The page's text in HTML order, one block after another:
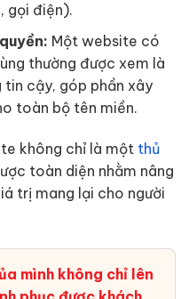
gọi điện).
Một website có
thường được xem là
cậy, góp phần xây
toàn bộ tên miền.
không chỉ là một thủ
toàn diện nhằm nâng
trị mang lại cho người
mình không chỉ lên